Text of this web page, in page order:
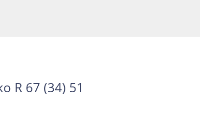
R 67 (34) 51